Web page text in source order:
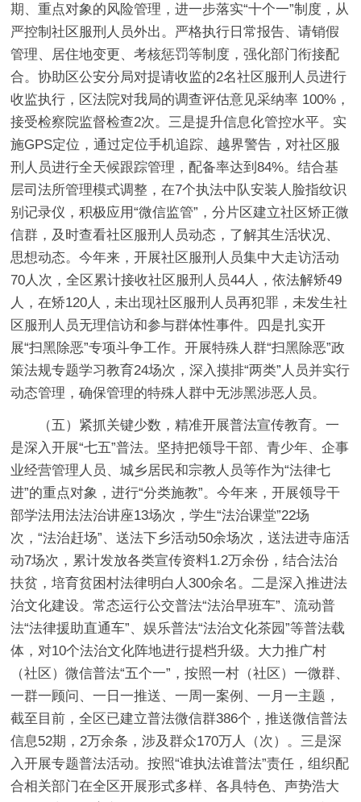
期、重点对象的风险管理，进一步落实“十个一”制度，从
严控制社区服刑人员外出。严格执行日常报告、请销假
管理、居住地变更、考核惩罚等制度，强化部门衔接配
合。协助区公安分局对提请收监的2名社区服刑人员进行
收监执行，区法院对我局的调查评估意见采纳率 100%，
接受检察院监督检查2次。 三是提升信息化管控水平。 实
施GPS定位，通过定位手机追踪、越界警告，对社区服
刑人员进行全天候跟踪管理，配备率达到84%。结合基
层司法所管理模式调整，在7个执法中队安装人脸指纹识
别记录仪，积极应用“微信监管”，分片区建立社区矫正微
信群，及时查看社区服刑人员动态，了解其生活状况、
思想动态。今年来，开展社区服刑人员集中大走访活动
70人次，全区累计接收社区服刑人员44人，依法解矫49
人，在矫120人，未出现社区服刑人员再犯罪，未发生社
区服刑人员无理信访和参与群体性事件。 四是扎实开
展“扫黑除恶”专项斗争工作。开展特殊人群“扫黑除恶”政
策法规专题学习教育24场次，深入摸排“两类”人员并实行
动态管理，确保管理的特殊人群中无涉黑涉恶人员。
（五）紧抓关键少数，精准开展普法宣传教育。一
是深入开展“七五”普法。 坚持把领导干部、青少年、企事
业经营管理人员、城乡居民和宗教人员等作为“法律七
进”的重点对象，进行“分类施教”。今年来，开展领导干
部学法用法法治讲座13场次，学生“法治课堂”22场
次，“法治赶场”、送法下乡活动50余场次，送法进寺庙活
动7场次，累计发放各类宣传资料1.2万余份，结合法治
扶贫，培育贫困村法律明白人300余名。 二是深 入推进法
治文化建设。常态运行公交普法“法治早班车”、流动普
法“法律援助直通车”、娱乐普法“法治文化茶园”等普法载
体，对10个法治文化阵地进行提档升级。大力推广村
（社区）微信普法“五个一”，按照一村（社区）一微群、
一群一顾问、一日一推送、一周一案例、一月一主题，
截至目前，全区已建立普法微信群386个，推送微信普法
信息52期，2万余条，涉及群众170万人（次）。 三是深
入开展专题普法活动。按照“谁执法谁普法”责任，组织配
合相关部门在全区开展形式多样、各具特色、声势浩大